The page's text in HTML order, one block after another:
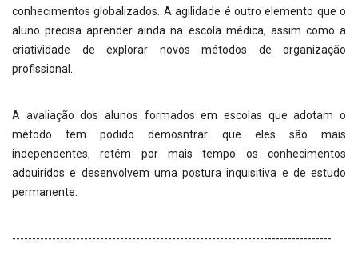
conhecimentos globalizados. A agilidade é outro elemento que o
aluno precisa aprender ainda na escola médica, assim como a
criatividade de explorar novos métodos de organização
profissional.
A avaliação dos alunos formados em escolas que adotam o
método tem podido demosntrar que eles são mais
independentes, retém por mais tempo os conhecimentos
adquiridos e desenvolvem uma postura inquisitiva e de estudo
permanente.
--------------------------------------------------------------------------------